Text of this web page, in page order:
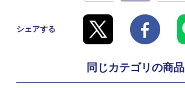
シェアする
同じカテゴリの商品